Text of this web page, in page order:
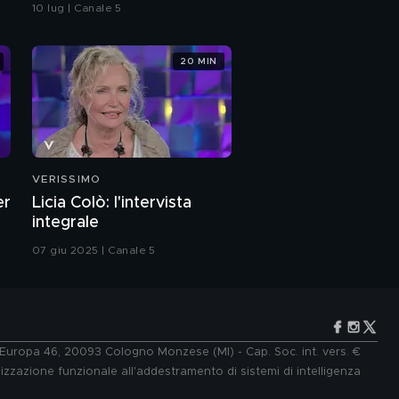
Dayane Mello: "Sono
fiera di mia figlia Sofia"
Dayane Mello: "La mia
amicizia con Leonardo
Di Caprio"
mia famiglia per amore
"ingombranti"
10 lug | Canale 5
VERISSIMO
Licia Colò: l'intervista
integrale
07 giu 2025 | Canale 5
20 MIN
46, 20093 Cologno Monzese (MI) - Cap. Soc. int. vers. €
funzionale all'addestramento di sistemi di intelligenza